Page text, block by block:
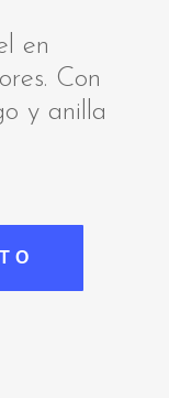
en
Con
y anilla